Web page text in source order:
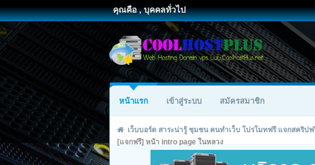
คุณคือ , บุคคลทั่วไป
หน้าแรก เข้าสู่ระบบ สมัครสมาชิก
เว็บบอร์ด สาระน่ารู้ ชุมชน คนทำเว็บ โปรโมทฟรี แจกสคริปฟ
[แจกฟรี] หน้า intro page ในหลวง